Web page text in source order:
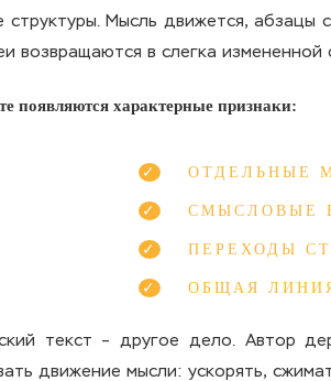
Мысль движется, абзацы
возвращаются в слегка
появляются характерные признаки:
ОТДЕЛЬНЫЕ
СМЫСЛОВЫЕ
ПЕРЕХОДЫ
ОБЩАЯ
текст – другое дело. Автор
движение мысли: ускорять,